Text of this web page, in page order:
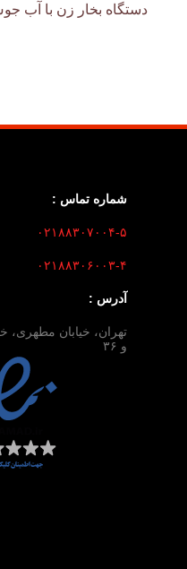
دستگاه بخار زن با آب
شماره تماس :
۰۲۱۸۸۳۰۷۰۰۴-۵
۰۲۱۸۸۳۰۶۰۰۳-۴
آدرس :
و ۳۶